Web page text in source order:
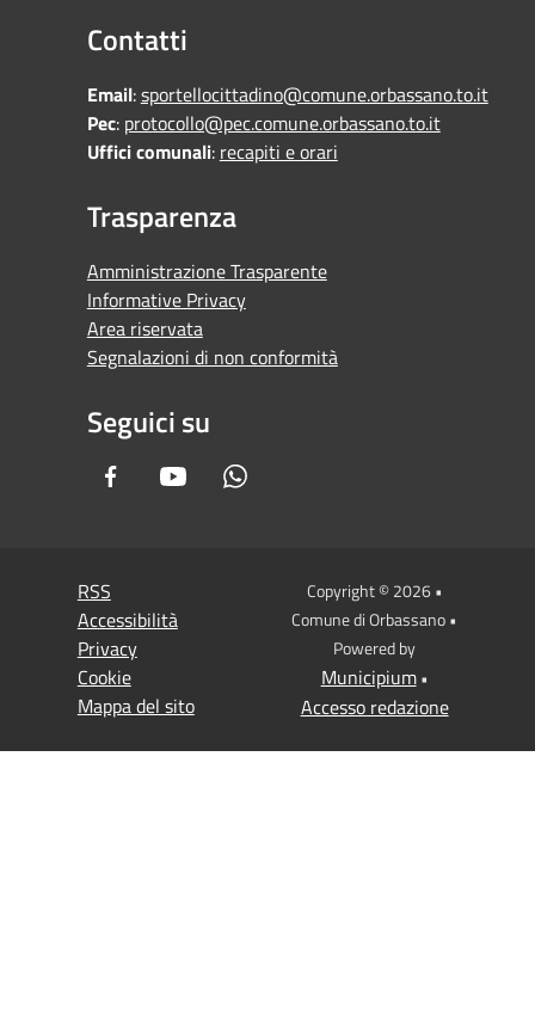
Contatti
Email:sportellocittadino@comune.orbassano.to.it
Pec: protocollo@pec.comune.orbassano.to.it
Uffici comunali: recapiti e orari
Trasparenza
Amministrazione Trasparente
Informative Privacy
Area riservata
Segnalazioni di non conformità
Seguici su
FacebookYoutube
RSS
Accessibilità
Privacy
Cookie
Mappa del sito
Copyright © 2026 •
Comune di Orbassano •
Powered by
Municipium•
Accesso redazione